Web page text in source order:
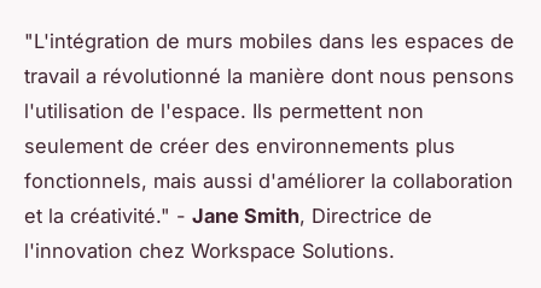
"L'intégration de murs mobiles dans les espaces de
travail a révolutionné la manière dont nous pensons
l'utilisation de l'espace. Ils permettent non
seulement de créer des environnements plus
fonctionnels, mais aussi d'améliorer la collaboration
et la créativité." - Jane Smith, Directrice de
l'innovation chez Workspace Solutions.